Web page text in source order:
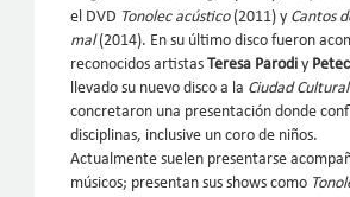
el DVD Tonolec acústico(2011) y Cantos
mal(2014). En su último disco fueron
reconocidos artistas Teresa Parodi y
llevado su nuevo disco a la Ciudad
concretaron una presentación donde
disciplinas, inclusive un coro de niños.
Actualmente suelen presentarse
músicos; presentan sus shows como